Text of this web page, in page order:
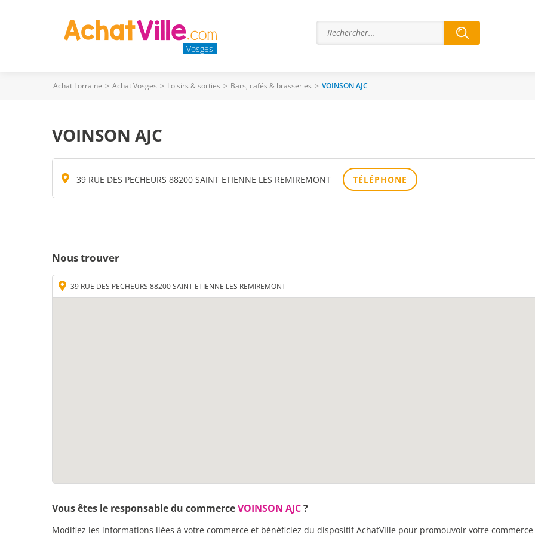
Vosges
Achat Lorraine > Achat Vosges > Loisirs & sorties > Bars, cafés & brasseries > VOINSON AJC
VOINSON AJC
39 RUE DES PECHEURS 88200 SAINT ETIENNE LES REMIREMONT TÉLÉPHONE
Nous trouver
39 RUE DES PECHEURS 88200 SAINT ETIENNE LES REMIREMONT
Vous êtes le responsable du commerceVOINSON AJC?
Modifiez les informations liées à votre commerce et bénéficiez du dispositif AchatVille pour promouvoir votre